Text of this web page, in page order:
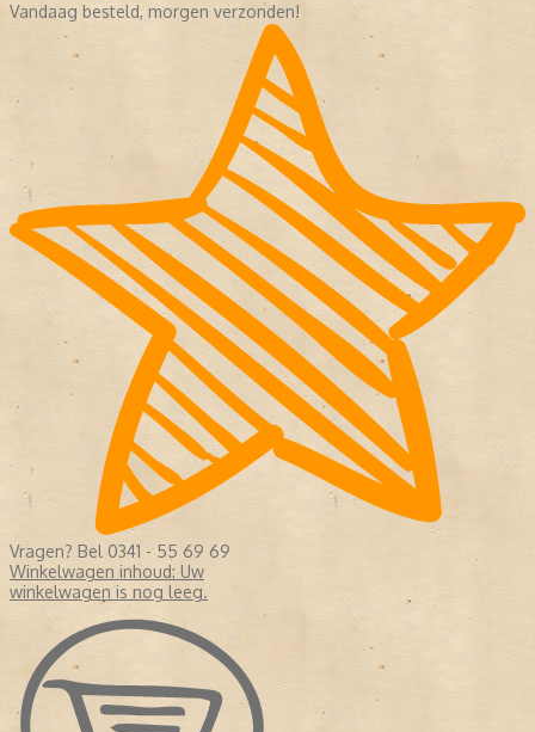
Vandaag besteld, morgen verzonden!
Vragen? Bel 0341 - 55 69 69
Winkelwagen inhoud: Uw
winkelwagen is nog leeg.